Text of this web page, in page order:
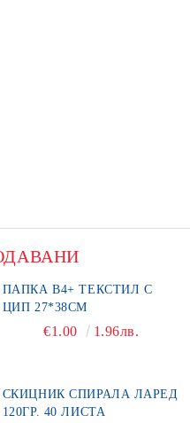
ПАПКА В4+ ТЕКСТИЛ С
ЦИП 27*38СМ
€1.00 1.96лв.
СКИЦНИК СПИРАЛА ЛАРЕД
120ГР. 40 ЛИСТА